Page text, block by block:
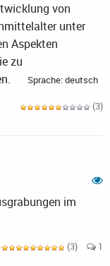
von
unter
Aspekten
zu
Sprache: deutsch
(3)
im
(3) 1